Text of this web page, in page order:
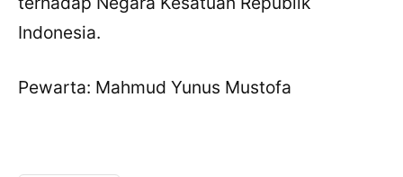
Indonesia.
Pewarta: Mahmud Yunus Mustofa